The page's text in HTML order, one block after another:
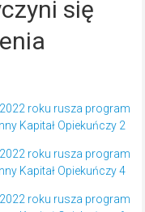
się